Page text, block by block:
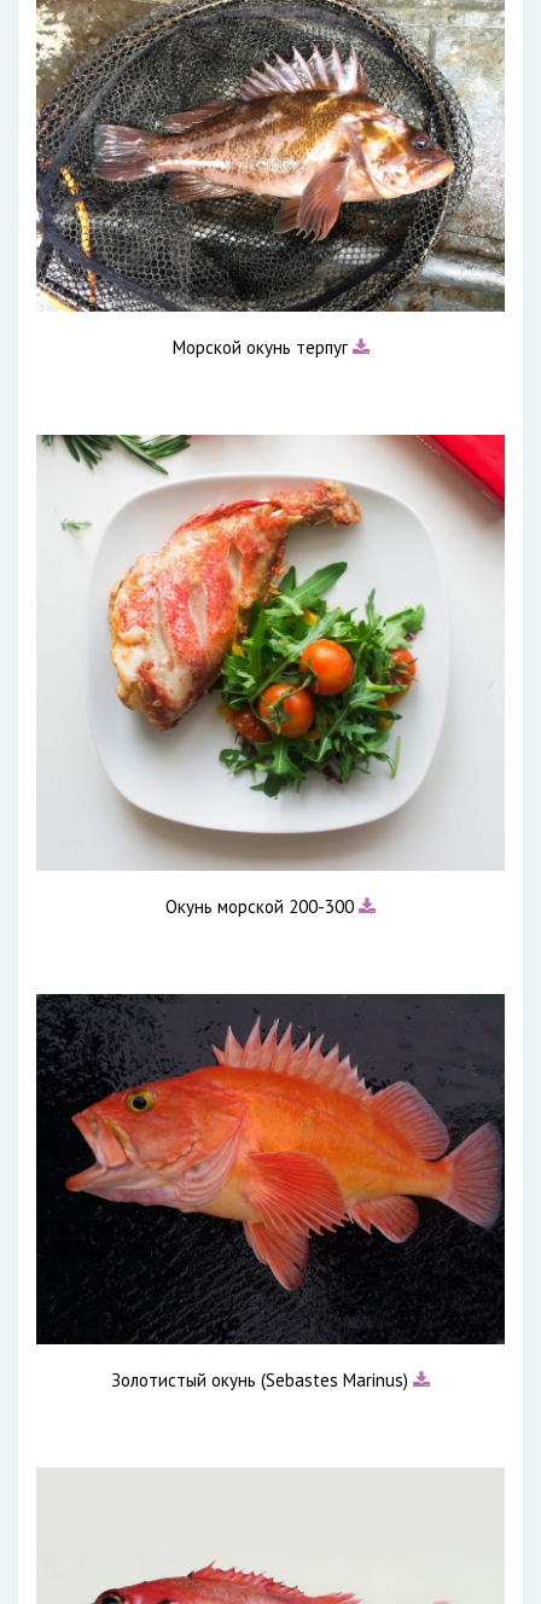
Морской окунь терпуг
Окунь морской 200-300
Золотистый окунь (Sebastes Marinus)